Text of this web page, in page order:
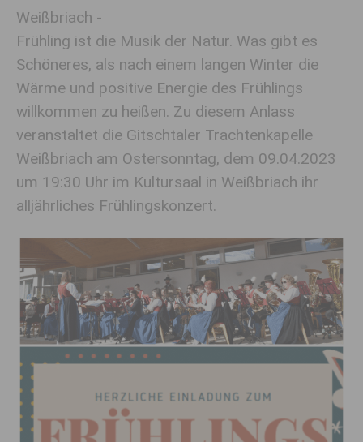
Weißbriach -
Frühling ist die Musik der Natur. Was gibt es
Schöneres, als nach einem langen Winter die
Wärme und positive Energie des Frühlings
willkommen zu heißen. Zu diesem Anlass
veranstaltet die Gitschtaler Trachtenkapelle
Weißbriach am Ostersonntag, dem 09.04.2023
um 19:30 Uhr im Kultursaal in Weißbriach ihr
alljährliches Frühlingskonzert.